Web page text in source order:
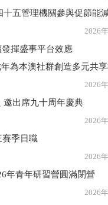
十五管理機關參與促節能
8月3
揮盛事平台效應
為本澳社群創造多元共
8月3
邀出席九十周年慶典
8月3
賽季日職
8月3
年青年研習營圓滿閉營
8月3